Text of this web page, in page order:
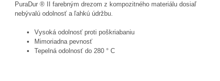
PuraDur ® II farebným drezom z kompozitného materiálu dosiaľ
nebývalú odolnosť a ľahkú údržbu.
Vysoká odolnosť proti poškriabaniu
Mimoriadna pevnosť
Tepelná odolnosť do 280 ° C